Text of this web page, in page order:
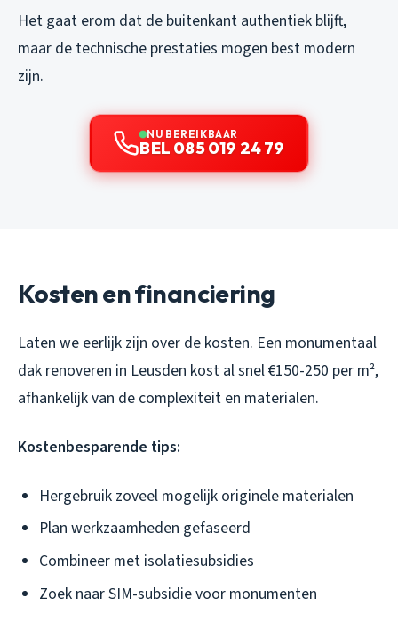
Het gaat erom dat de buitenkant authentiek blijft,
maar de technische prestaties mogen best modern
zijn.
NU BEREIKBAAR
BEL 085 019 24 79
Kosten en financiering
Laten we eerlijk zijn over de kosten. Een monumentaal
dak renoveren in Leusden kost al snel €150-250 per m²,
afhankelijk van de complexiteit en materialen.
Kostenbesparende tips:
Hergebruik zoveel mogelijk originele materialen
Plan werkzaamheden gefaseerd
Combineer met isolatiesubsidies
Zoek naar SIM-subsidie voor monumenten